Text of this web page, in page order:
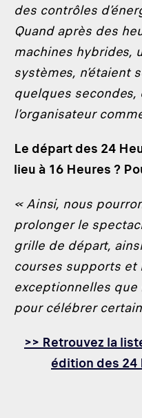
des contrôles
Quand après des
machines hybrides,
systèmes, n’étaient
quelques secondes,
l’organisateur
Le départ des 24
lieu à 16 Heures ?
« Ainsi, nous
prolonger le
grille de départ,
courses supports et
exceptionnelles
pour célébrer
>> Retrouvez la
édition des 24